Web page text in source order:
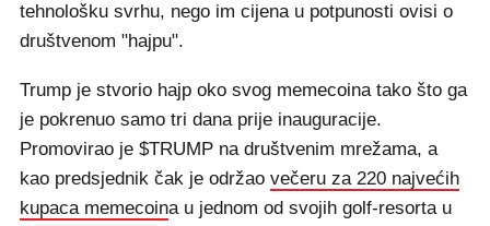
tehnološku svrhu, nego im cijena u potpunosti ovisi o
društvenom "hajpu".
Trump je stvorio hajp oko svog memecoina tako što ga
je pokrenuo samo tri dana prije inauguracije.
Promovirao je $TRUMP na društvenim mrežama, a
kao predsjednik čak je održao večeru za 220 najvećih
kupaca memecoina u jednom od svojih golf-resorta u